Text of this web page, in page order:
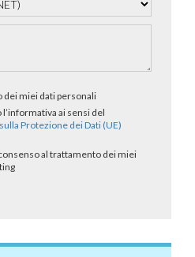
miei dati personali
ai sensi del
Protezione dei Dati (UE)
al trattamento dei miei